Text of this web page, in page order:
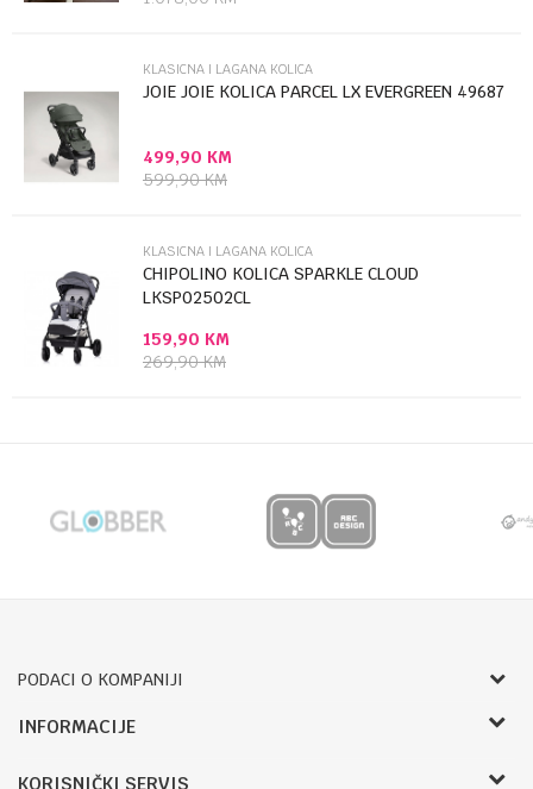
Anti-spam zaštita - izračunajte koliko je 2 + 3 :
KLASICNA I LAGANA KOLICA
JOIE JOIE KOLICA PARCEL LX EVERGREEN 49687
499,90 KM
599,90KM
KLASICNA I LAGANA KOLICA
CHIPOLINO KOLICA SPARKLE CLOUD
LKSP02502CL
159,90 KM
269,90KM
PODACI O KOMPANIJI
Bojprom d.o.o.
Pave Radana 16
INFORMACIJE
KORISNIČKI SERVIS